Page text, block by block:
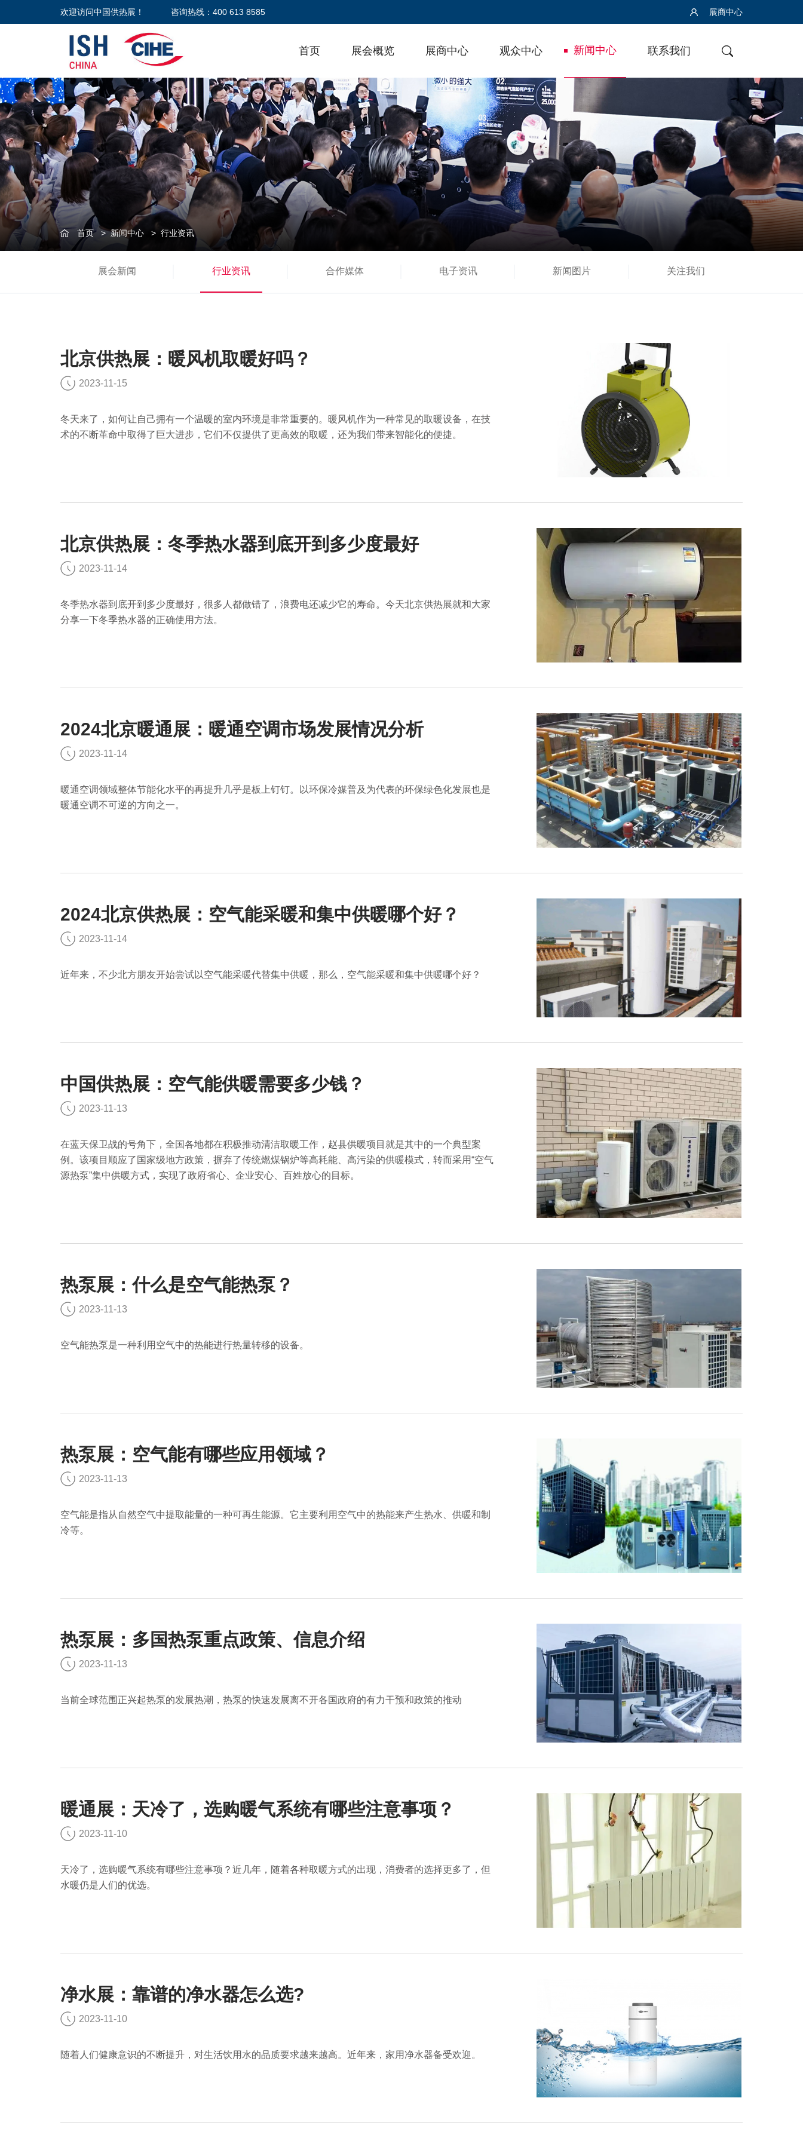
欢迎访问中国供热展！ 咨询热线：400 613 8585 展商中心
首页 展会概览 展商中心 观众中心 新闻中心 联系我们
首页>新闻中心> 行业资讯
展会新闻 行业资讯 合作媒体 电子资讯 新闻图片 关注我们
北京供热展：暖风机取暖好吗？
2023-11-15
冬天来了，如何让自己拥有一个温暖的室内环境是非常重要的。暖风机作为一种常见的取暖设备，在技
术的不断革命中取得了巨大进步，它们不仅提供了更高效的取暖，还为我们带来智能化的便捷。
北京供热展：冬季热水器到底开到多少度最好
2023-11-14
冬季热水器到底开到多少度最好，很多人都做错了，浪费电还减少它的寿命。今天北京供热展就和大家
分享一下冬季热水器的正确使用方法。
2024北京暖通展：暖通空调市场发展情况分析
2023-11-14
暖通空调领域整体节能化水平的再提升几乎是板上钉钉。以环保冷媒普及为代表的环保绿色化发展也是
暖通空调不可逆的方向之一。
2024北京供热展：空气能采暖和集中供暖哪个好？
2023-11-14
近年来，不少北方朋友开始尝试以空气能采暖代替集中供暖，那么，空气能采暖和集中供暖哪个好？
中国供热展：空气能供暖需要多少钱？
2023-11-13
在蓝天保卫战的号角下，全国各地都在积极推动清洁取暖工作，赵县供暖项目就是其中的一个典型案
例。该项目顺应了国家级地方政策，摒弃了传统燃煤锅炉等高耗能、高污染的供暖模式，转而采用“空气
源热泵”集中供暖方式，实现了政府省心、企业安心、百姓放心的目标。
热泵展：什么是空气能热泵？
2023-11-13
空气能热泵是一种利用空气中的热能进行热量转移的设备。
热泵展：空气能有哪些应用领域？
2023-11-13
空气能是指从自然空气中提取能量的一种可再生能源。它主要利用空气中的热能来产生热水、供暖和制
冷等。
热泵展：多国热泵重点政策、信息介绍
2023-11-13
当前全球范围正兴起热泵的发展热潮，热泵的快速发展离不开各国政府的有力干预和政策的推动
暖通展：天冷了，选购暖气系统有哪些注意事项？
2023-11-10
天冷了，选购暖气系统有哪些注意事项？近几年，随着各种取暖方式的出现，消费者的选择更多了，但
水暖仍是人们的优选。
净水展：靠谱的净水器怎么选?
2023-11-10
随着人们健康意识的不断提升，对生活饮用水的品质要求越来越高。近年来，家用净水器备受欢迎。